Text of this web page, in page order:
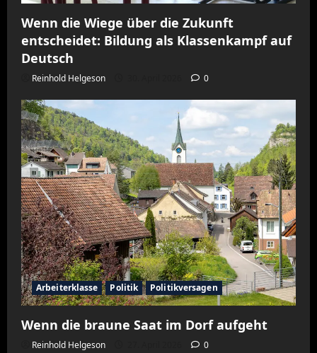
Wenn die Wiege über die Zukunft
entscheidet: Bildung als Klassenkampf auf
Deutsch
Reinhold Helgeson 0
Arbeiterklasse Politik Politikversagen
Wenn die braune Saat im Dorf aufgeht
Reinhold Helgeson 0